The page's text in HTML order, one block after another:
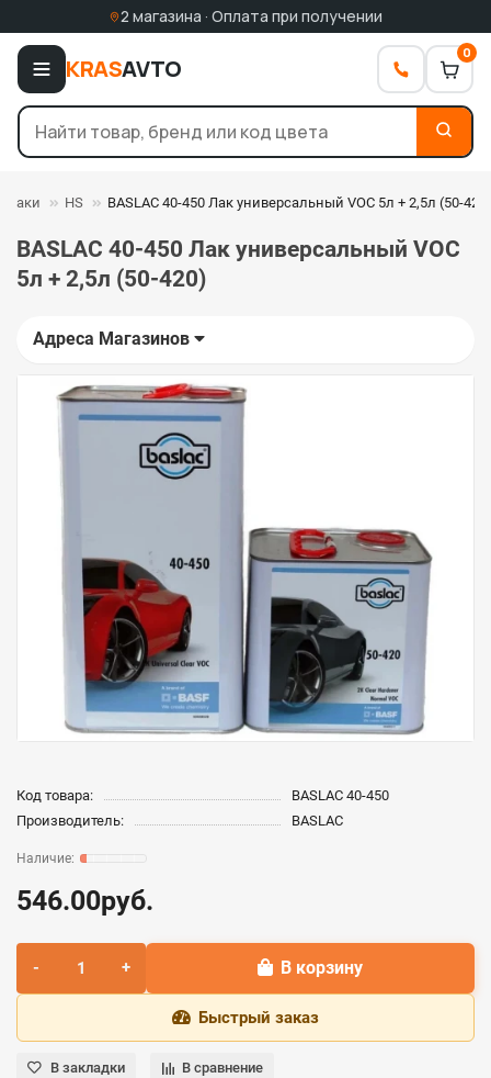
2 магазина · Оплата при получении
KRASAVTO
0
Лаки HS BASLAC 40-450 Лак универсальный VOC 5л + 2,5л (50-420)
BASLAC 40-450 Лак универсальный VOC
5л + 2,5л (50-420)
Адреса Магазинов
Код товара:
BASLAC 40-450
Производитель:
BASLAC
546.00руб.
В корзину
Быстрый заказ
В закладки В сравнение